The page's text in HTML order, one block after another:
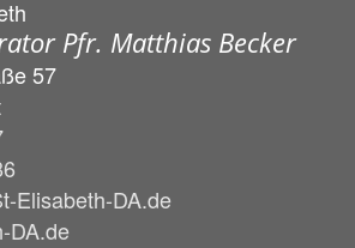
Pfr. Matthias Becker
57
Elisabeth-DA.de
DA.de